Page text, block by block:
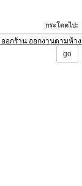
กระโดดไป: